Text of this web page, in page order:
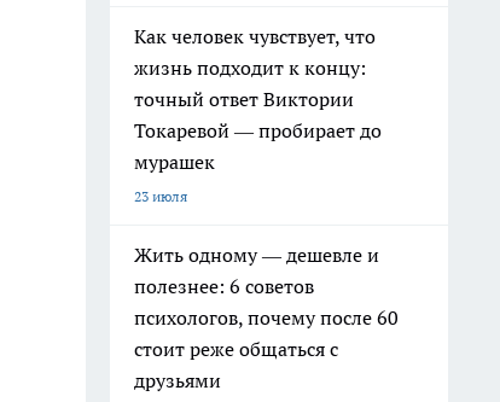
Как человек чувствует, что
жизнь подходит к концу:
точный ответ Виктории
Токаревой — пробирает до
мурашек
23 июля
Жить одному — дешевле и
полезнее: 6 советов
психологов, почему после 60
стоит реже общаться с
друзьями